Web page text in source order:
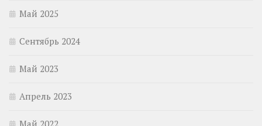
Май 2025
Сентябрь 2024
Май 2023
Апрель 2023